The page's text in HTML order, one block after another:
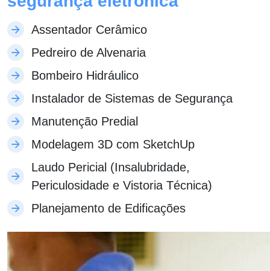
Assentador Cerâmico
Pedreiro de Alvenaria
Bombeiro Hidráulico
Instalador de Sistemas de Segurança
Manutenção Predial
Modelagem 3D com SketchUp
Laudo Pericial (Insalubridade,
Periculosidade e Vistoria Técnica)
Planejamento de Edificações